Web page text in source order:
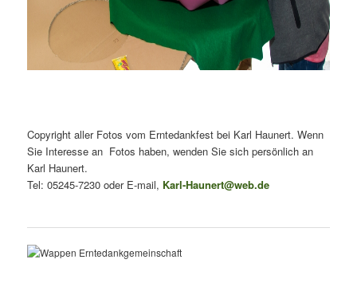
Copyright aller Fotos vom Erntedankfest bei Karl Haunert. Wenn
Sie Interesse an Fotos haben, wenden Sie sich persönlich an
Karl Haunert.
Tel: 05245-7230 oder E-mail, Karl-Haunert@web.de